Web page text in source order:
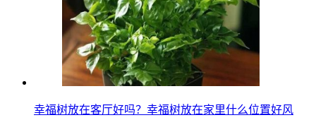
幸福树放在客厅好吗？幸福树放在家里什么位置好风